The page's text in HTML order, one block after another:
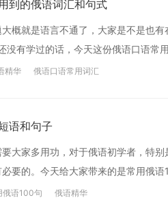
到的俄语词汇和句式
概就是语言不通了，大家是不是也
没有学过的话，今天这份俄语口语常
精华 俄语口语常用词汇
语和句子
大家多用功，对于俄语初学者，特
要的。今天给大家带来的是常用俄
俄语100句 俄语精华